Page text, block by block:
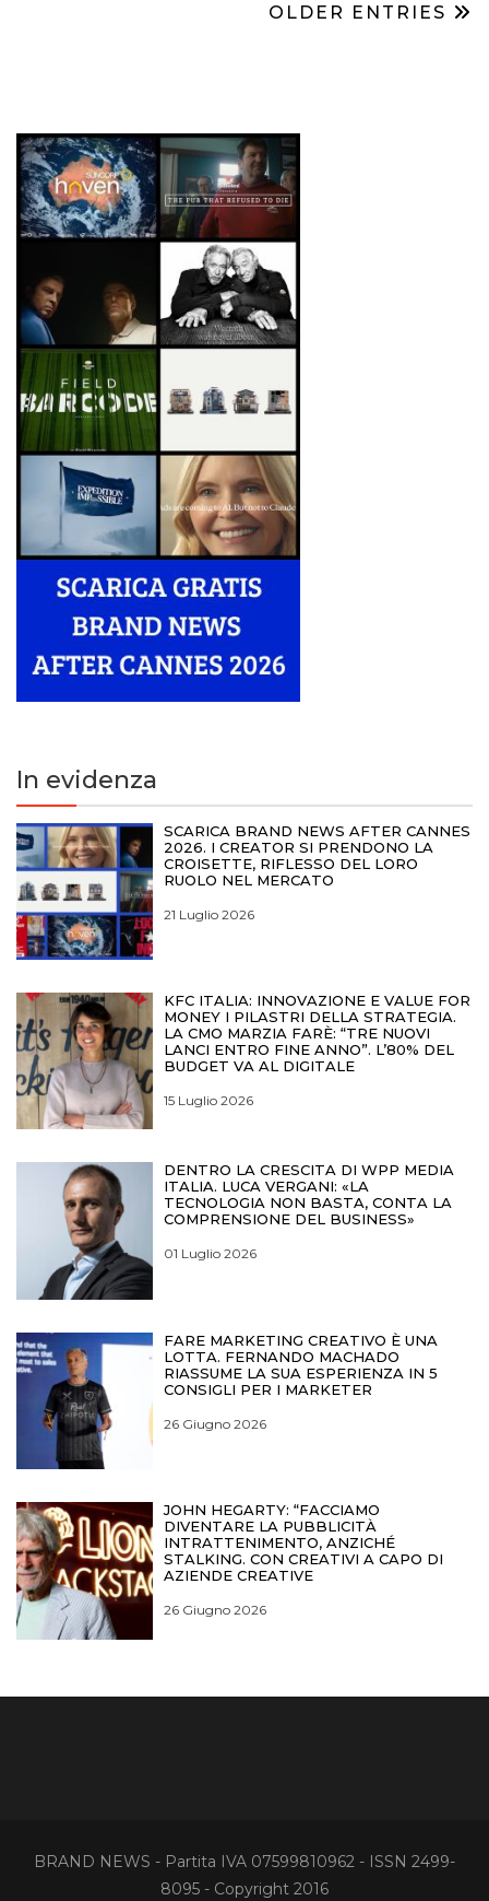
OLDER ENTRIES
In evidenza
SCARICA BRAND NEWS AFTER CANNES
2026. I CREATOR SI PRENDONO LA
CROISETTE, RIFLESSO DEL LORO
RUOLO NEL MERCATO
21 Luglio 2026
KFC ITALIA: INNOVAZIONE E VALUE FOR
MONEY I PILASTRI DELLA STRATEGIA.
LA CMO MARZIA FARÈ: “TRE NUOVI
LANCI ENTRO FINE ANNO”. L’80% DEL
BUDGET VA AL DIGITALE
15 Luglio 2026
DENTRO LA CRESCITA DI WPP MEDIA
ITALIA. LUCA VERGANI: «LA
TECNOLOGIA NON BASTA, CONTA LA
COMPRENSIONE DEL BUSINESS»
01 Luglio 2026
FARE MARKETING CREATIVO È UNA
LOTTA. FERNANDO MACHADO
RIASSUME LA SUA ESPERIENZA IN 5
CONSIGLI PER I MARKETER
26 Giugno 2026
JOHN HEGARTY: “FACCIAMO
DIVENTARE LA PUBBLICITÀ
INTRATTENIMENTO, ANZICHÉ
STALKING. CON CREATIVI A CAPO DI
AZIENDE CREATIVE
26 Giugno 2026
BRAND NEWS - Partita IVA 07599810962 - ISSN 2499-
8095 - Copyright 2016